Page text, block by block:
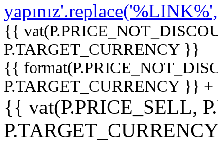
{{
P.TARGET_CURRENCY }}
{{
P.TARGET_CURRENCY }}
{{ vat(P.PRICE_SELL,